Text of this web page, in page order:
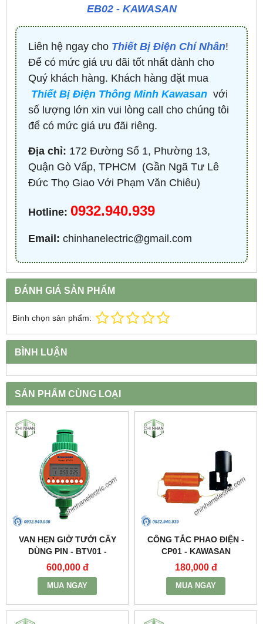
EB02 - KAWASAN
Liên hệ ngay cho Thiết Bị Điện Chí Nhân!
Để có mức giá ưu đãi tốt nhất dành cho
Quý khách hàng. Khách hàng đặt mua
Thiết Bị Điện Thông Minh Kawasan với
số lượng lớn xin vui lòng call cho chúng tôi
để có mức giá ưu đãi riêng.
Địa chỉ: 172 Đường Số 1, Phường 13,
Quận Gò Vấp, TPHCM ​ (Gần Ngã Tư Lê
Đức Thọ Giao Với Phạm Văn Chiêu)
Hotline: 0932.940.939
Email: chinhanelectric@gmail.com
ĐÁNH GIÁ SẢN PHẨM
Bình chọn sản phẩm:
BÌNH LUẬN
SẢN PHẨM CÙNG LOẠI
VAN HẸN GIỜ TƯỚI CÂY
DÙNG PIN - BTV01 -
KAWASAN
600,000 đ
MUA NGAY
CÔNG TẮC PHAO ĐIỆN -
CP01 - KAWASAN
180,000 đ
MUA NGAY